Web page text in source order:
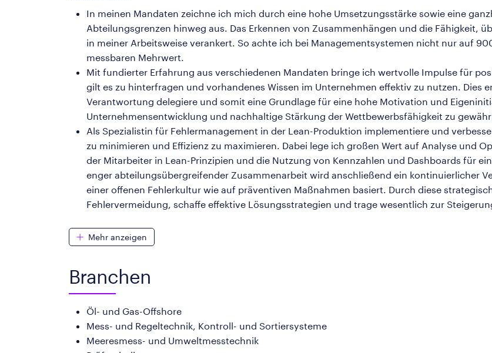
In meinen Mandaten zeichne ich mich durch eine hohe Umsetzungsstärke sowie eine
Abteilungsgrenzen hinweg aus. Das Erkennen von Zusammenhängen und die Fähigkeit,
in meiner Arbeitsweise verankert. So achte ich bei Managementsystemen nicht nur auf
messbaren Mehrwert.
Mit fundierter Erfahrung aus verschiedenen Mandaten bringe ich wertvolle Impulse für
gilt es zu hinterfragen und vorhandenes Wissen im Unternehmen effektiv zu nutzen. Dies
Verantwortung delegiere und somit eine Grundlage für eine hohe Motivation und
Unternehmensentwicklung und nachhaltige Stärkung der Wettbewerbsfähigkeit zu
Als Spezialistin für Fehlermanagement in der Lean-Produktion implementiere und
zu minimieren und Effizienz zu maximieren. Dabei lege ich großen Wert auf Analyse und
der Mitarbeiter in Lean-Prinzipien und die Nutzung von Kennzahlen und Dashboards für
enger abteilungsübergreifender Zusammenarbeit wird anschließend ein kontinuierlicher
einer offenen Fehlerkultur wie auf präventiven Maßnahmen basiert. Durch diese
Fehlervermeidung, schaffe effektive Lösungsstrategien und trage wesentlich zur
Mehr anzeigen
Branchen
Öl- und Gas-Offshore
Mess- und Regeltechnik, Kontroll- und Sortiersysteme
Meeresmess- und Umweltmesstechnik